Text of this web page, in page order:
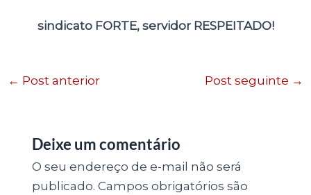
sindicato FORTE, servidor RESPEITADO!
← Post anterior Post seguinte →
Deixe um comentário
O seu endereço de e-mail não será
publicado. Campos obrigatórios são